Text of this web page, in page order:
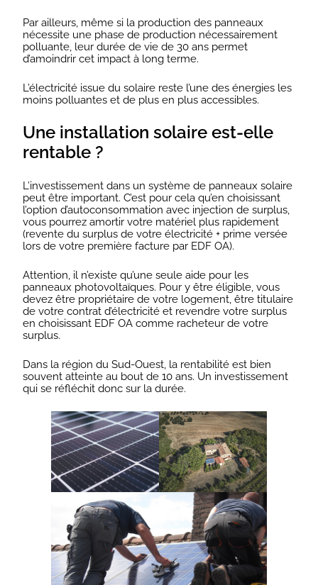
Par ailleurs, même si la production des panneaux
nécessite une phase de production nécessairement
polluante, leur durée de vie de 30 ans permet
d’amoindrir cet impact à long terme.
L’électricité issue du solaire reste l’une des énergies les
moins polluantes et de plus en plus accessibles.
Une installation solaire est-elle
rentable ?
L’investissement dans un système de panneaux solaire
peut être important. C’est pour cela qu’en choisissant
l’option d’autoconsommation avec injection de surplus,
vous pourrez amortir votre matériel plus rapidement
(revente du surplus de votre électricité + prime versée
lors de votre première facture par EDF OA).
Attention, il n’existe qu’une seule aide pour les
panneaux photovoltaïques. Pour y être éligible, vous
devez être propriétaire de votre logement, être titulaire
de votre contrat d’électricité et revendre votre surplus
en choisissant EDF OA comme racheteur de votre
surplus.
Dans la région du Sud-Ouest, la rentabilité est bien
souvent atteinte au bout de 10 ans. Un investissement
qui se réfléchit donc sur la durée.